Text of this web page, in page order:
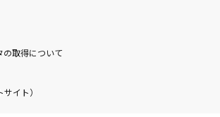
の取得について
イト）